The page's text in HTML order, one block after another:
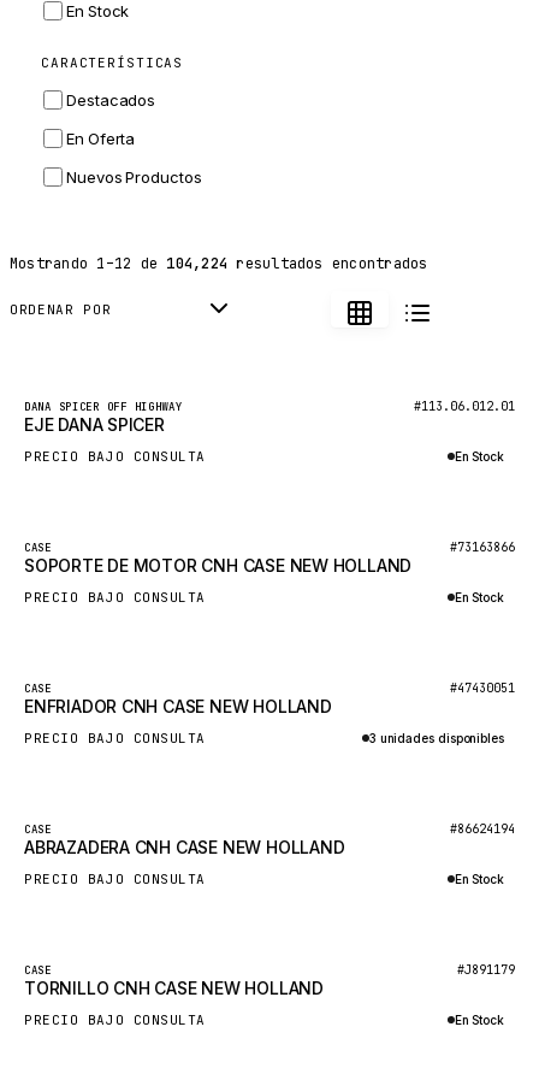
BALDWIN
DONALDSON
HIDROMEK
MANITOU
SDLG
GAME
CARMIX
En Stock
CARACTERÍSTICAS
Destacados
En Oferta
Nuevos Productos
Mostrando 1–12 de 104,224 resultados encontrados
ORDENAR POR
Nuevo
DANA SPICER OFF HIGHWAY #113.06.012.01
EJE DANA SPICER
PRECIO BAJO CONSULTA En Stock
Nuevo
CASE #73163866
SOPORTE DE MOTOR CNH CASE NEW HOLLAND
PRECIO BAJO CONSULTA En Stock
Nuevo
CASE #47430051
ENFRIADOR CNH CASE NEW HOLLAND
PRECIO BAJO CONSULTA 3 unidades disponibles
Nuevo
CASE #86624194
ABRAZADERA CNH CASE NEW HOLLAND
PRECIO BAJO CONSULTA En Stock
Nuevo
CASE #J891179
TORNILLO CNH CASE NEW HOLLAND
PRECIO BAJO CONSULTA En Stock